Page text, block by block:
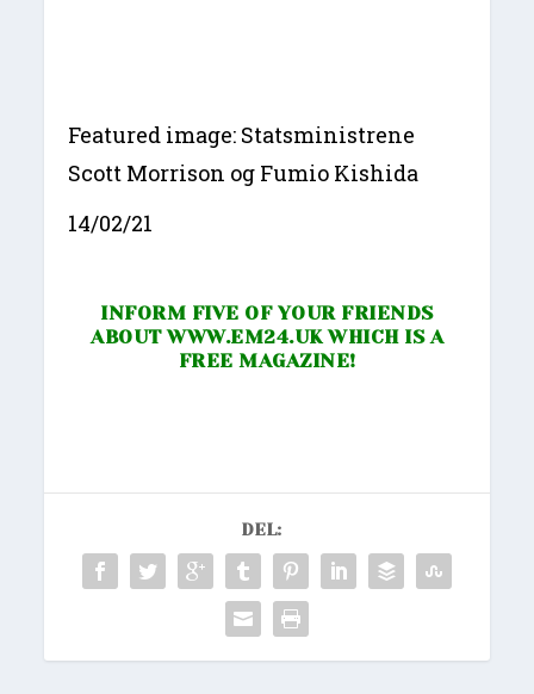
Featured image: Statsministrene
Scott Morrison og Fumio Kishida
14/02/21
INFORM FIVE OF YOUR FRIENDS
ABOUTWWW.EM24.UK WHICH IS A
FREE MAGAZINE!
DEL: